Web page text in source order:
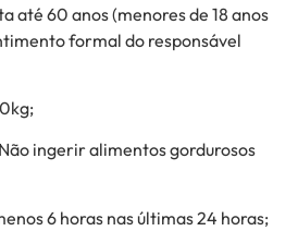
até 60 anos (menores de 18 anos
formal do responsável
ingerir alimentos gordurosos
6 horas nas últimas 24 horas;